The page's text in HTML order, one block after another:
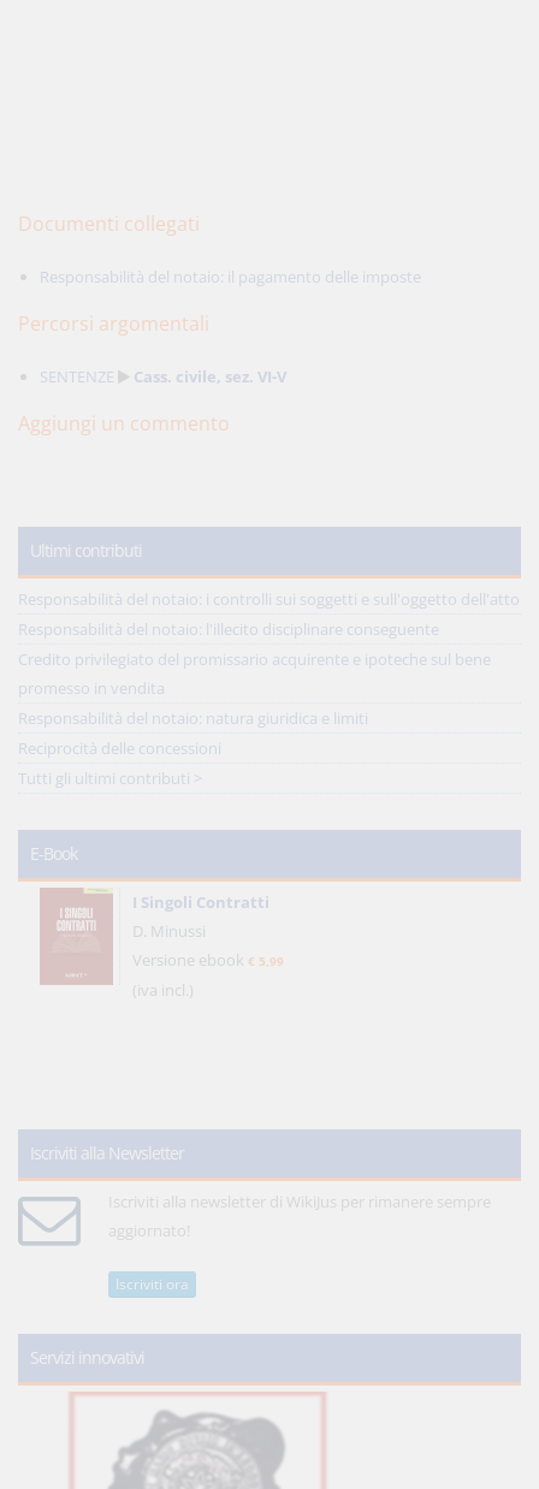
Documenti collegati
Responsabilità del notaio: il pagamento delle imposte
Percorsi argomentali
SENTENZE Cass. civile, sez. VI-V
Aggiungi un commento
Ultimi contributi
Responsabilità del notaio: i controlli sui soggetti e sull'oggetto dell'atto
Responsabilità del notaio: l'illecito disciplinare conseguente
Credito privilegiato del promissario acquirente e ipoteche sul bene
promesso in vendita
Responsabilità del notaio: natura giuridica e limiti
Reciprocità delle concessioni
Tutti gli ultimi contributi >
E-Book
I Singoli Contratti
D. Minussi
Versione ebook € 5,99
(iva incl.)
Iscriviti alla Newsletter
Iscriviti alla newsletter di WikiJus per rimanere sempre
aggiornato!
Iscriviti ora
Servizi innovativi